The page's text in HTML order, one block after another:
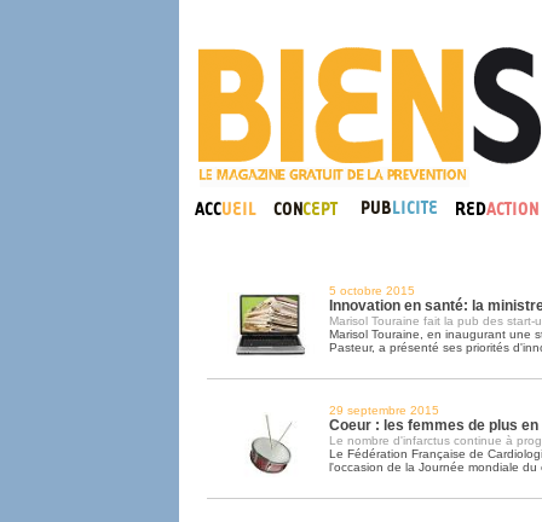
5 octobre 2015
Innovation en santé: la
Marisol Touraine fait la pub des start-
Marisol Touraine, en inaugurant une
Pasteur, a présenté ses priorités
29 septembre 2015
Coeur : les femmes de plus
Le nombre d'infarctus continue à
Le Fédération Française de
l'occasion de la Journée mondiale du